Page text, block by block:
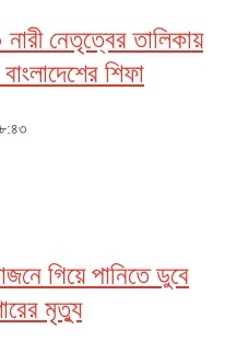
নারী নেতৃত্বের তালিকায়
শিফা
গিয়ে পানিতে ডুবে
মৃত্যু